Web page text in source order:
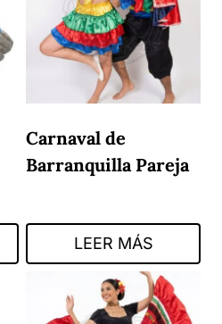
Carnaval de
Barranquilla Pareja
LEER MÁS